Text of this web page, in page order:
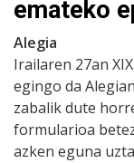
emateko
Alegia
Irailaren 27an
egingo da
zabalik dute
formularioa
azken eguna